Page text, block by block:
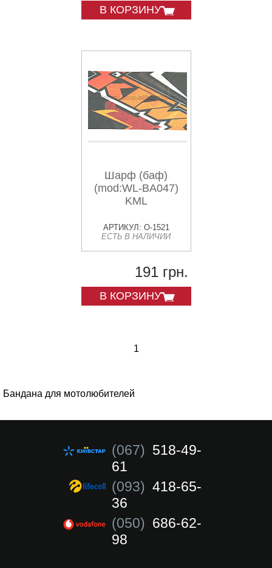
В КОРЗИНУ
Шарф (баф)
(mod:WL-BA047)
KML
АРТИКУЛ: O-1521
ЕСТЬ В НАЛИЧИИ
191 грн.
В КОРЗИНУ
1
Бандана для мотолюбителей
(067) 518-49-
61
(093) 418-65-
36
(050) 686-62-
98